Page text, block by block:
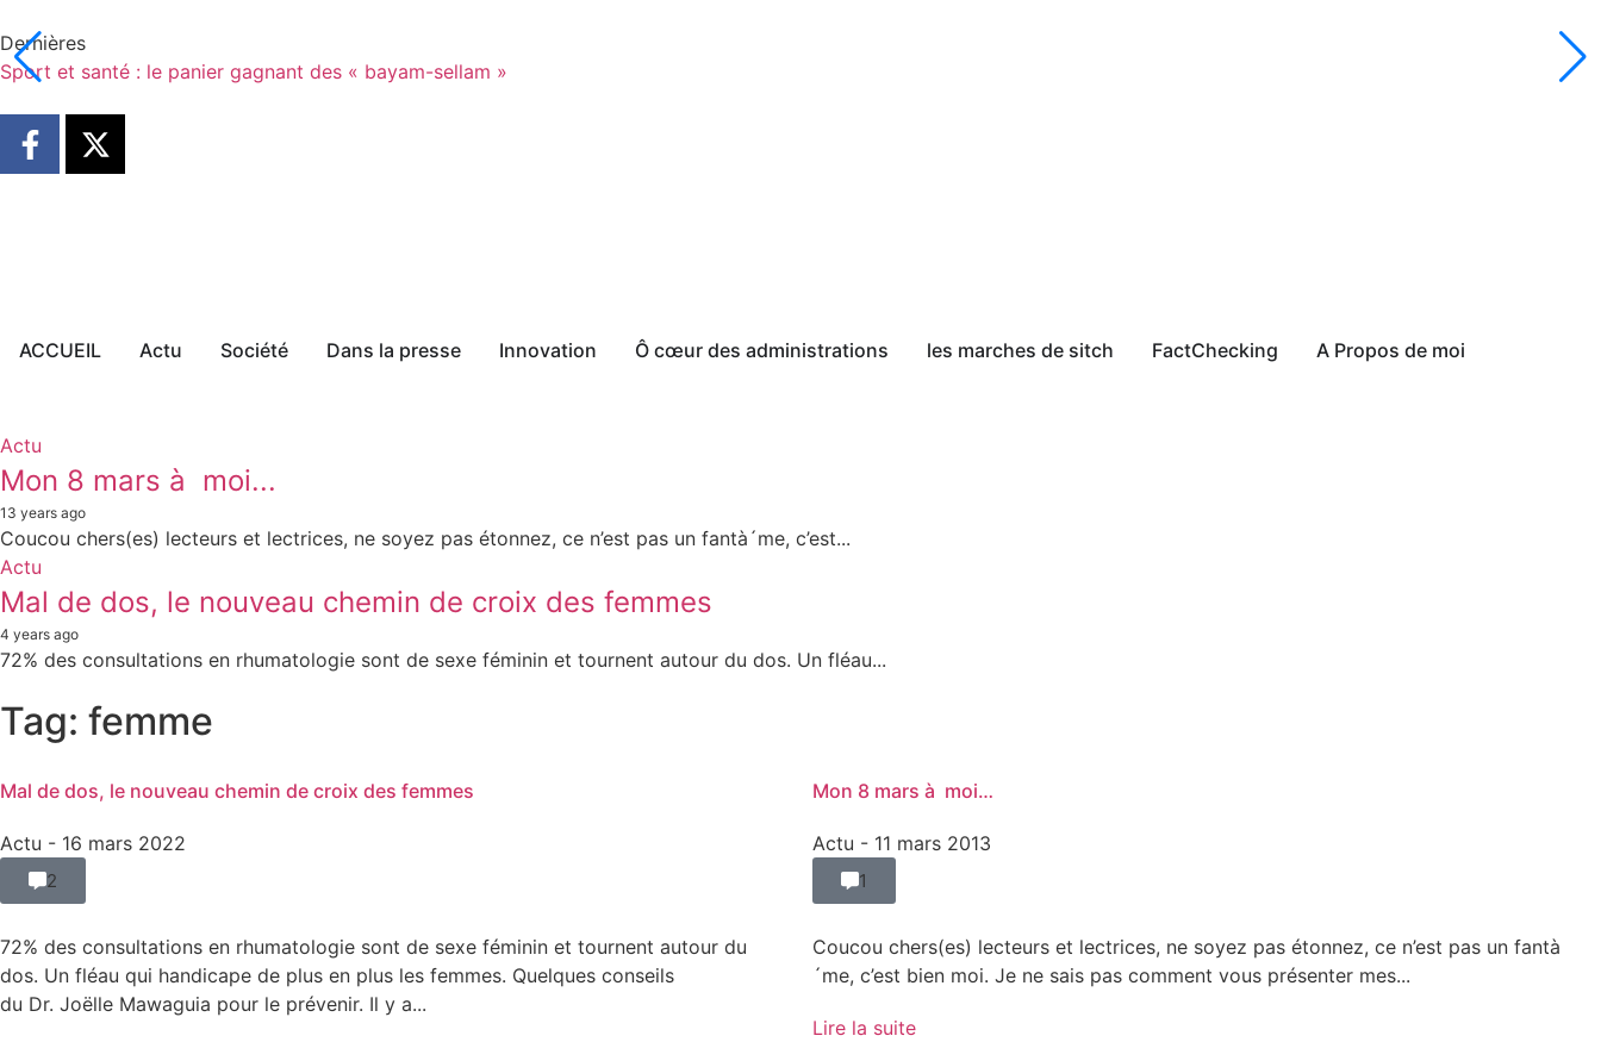
Dernières
Sport et santé : le panier gagnant des « bayam-sellam »
ACCUEIL Actu Société Dans la presse Innovation Ô cœur des administrations les marches de sitch FactChecking A Propos de moi
Actu
Mon 8 mars à moi...
13 years ago
Coucou chers(es) lecteurs et lectrices, ne soyez pas étonnez, ce n’est pas un fantà´me, c’est...
Actu
Mal de dos, le nouveau chemin de croix des femmes
4 years ago
72% des consultations en rhumatologie sont de sexe féminin et tournent autour du dos. Un fléau...
Tag: femme
Mal de dos, le nouveau chemin de croix des femmes
Actu - 16 mars 2022
2
72% des consultations en rhumatologie sont de sexe féminin et tournent autour du
dos. Un fléau qui handicape de plus en plus les femmes. Quelques conseils
du Dr. Joëlle Mawaguia pour le prévenir. Il y a...
Mon 8 mars à moi…
Actu - 11 mars 2013
1
Coucou chers(es) lecteurs et lectrices, ne soyez pas étonnez, ce n’est pas un fantà
´me, c’est bien moi. Je ne sais pas comment vous présenter mes...
Lire la suite